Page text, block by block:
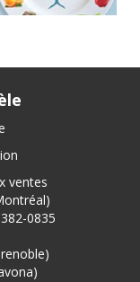
ventes
0835